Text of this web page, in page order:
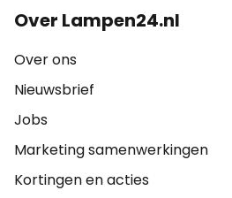
Over Lampen24.nl
Over ons
Nieuwsbrief
Jobs
Marketing samenwerkingen
Kortingen en acties